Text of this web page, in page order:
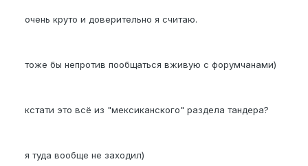
очень круто и доверительно я считаю.
тоже бы непротив пообщаться вживую с форумчанами)
кстати это всё из "мексиканского" раздела тандера?
я туда вообще не заходил)